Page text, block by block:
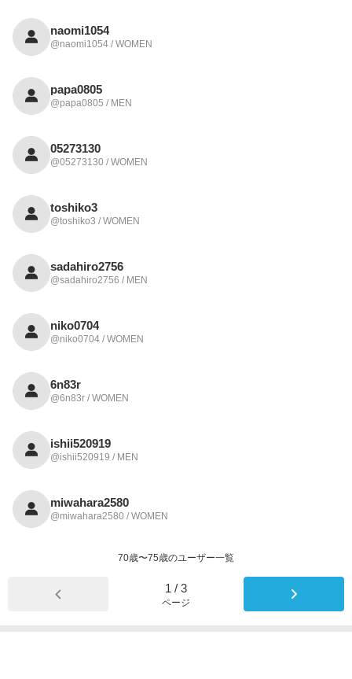
naomi1054
@naomi1054 / WOMEN
papa0805
@papa0805 / MEN
05273130
@05273130 / WOMEN
toshiko3
@toshiko3 / WOMEN
sadahiro2756
@sadahiro2756 / MEN
niko0704
@niko0704 / WOMEN
6n83r
@6n83r / WOMEN
ishii520919
@ishii520919 / MEN
miwahara2580
@miwahara2580 / WOMEN
70歳〜75歳のユーザー一覧
1 / 3
ページ